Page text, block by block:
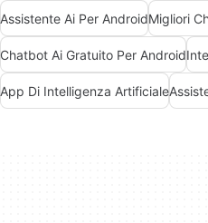
Assistente Ai Per AndroidMigliori
Chatbot Ai Gratuito Per Android
App Di Intelligenza Artificiale